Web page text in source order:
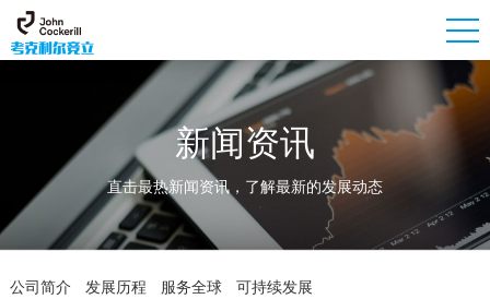
新闻资讯
直击最热新闻资讯，了解最新的发展动态
公司简介 发展历程 服务全球 可持续发展